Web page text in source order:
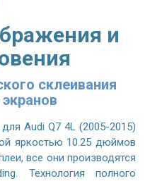
и
склеивания
Audi Q7 4L (2005-2015)
яркостью 10.25 дюймов
все они производятся
Технология полного